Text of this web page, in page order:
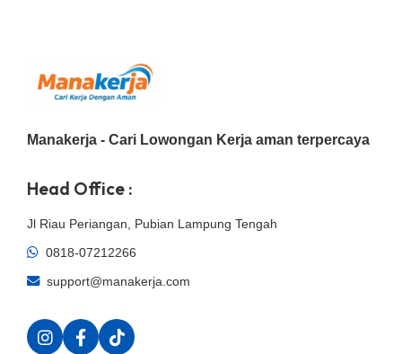
Manakerja - Cari Lowongan Kerja aman terpercaya
Head Office :
Jl Riau Periangan, Pubian Lampung Tengah
0818-07212266
support@manakerja.com